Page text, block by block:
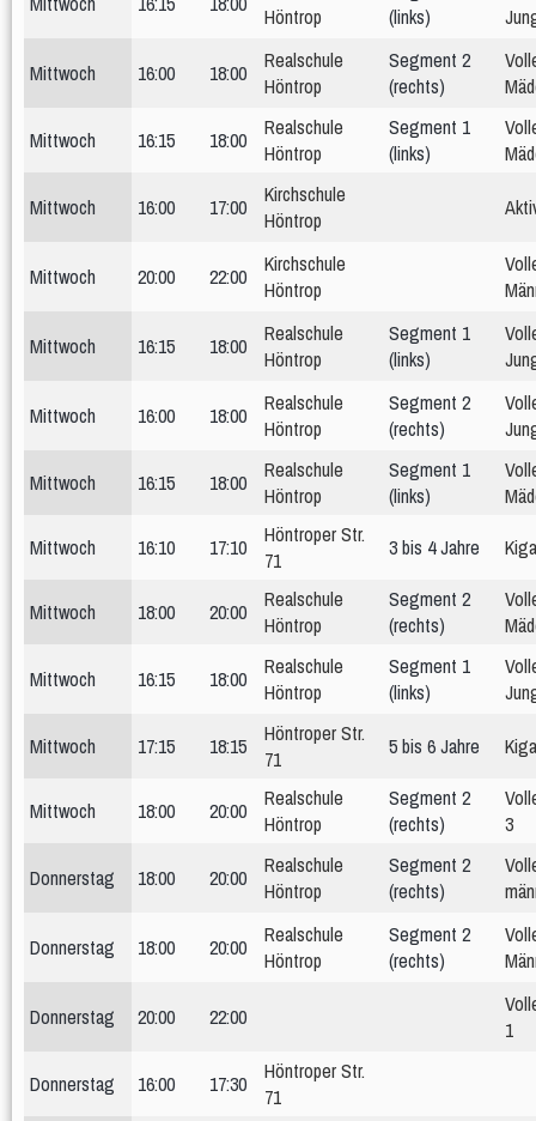
Höntrop
(links)
Mittwoch 16:00 18:00
Realschule
Höntrop
Segment 2
(rechts)
Mittwoch 16:15 18:00
Realschule
Höntrop
Segment 1
(links)
Mittwoch 16:00 17:00
Kirchschule
Höntrop
Mittwoch 20:00 22:00
Kirchschule
Höntrop
Mittwoch 16:15 18:00
Realschule
Höntrop
Segment 1
(links)
Mittwoch 16:00 18:00
Realschule
Höntrop
Segment 2
(rechts)
Mittwoch 16:15 18:00
Realschule
Höntrop
Segment 1
(links)
Mittwoch
16:10 17:10
Höntroper Str.
71
3 bis 4 Jahre
Mittwoch 18:00 20:00
Realschule
Höntrop
Segment 2
(rechts)
Mittwoch 16:15 18:00
Realschule
Höntrop
Segment 1
(links)
Mittwoch 17:15 18:15
Höntroper Str.
71
5 bis 6 Jahre
Mittwoch 18:00 20:00
Realschule
Höntrop
Segment 2
(rechts)
3
Donnerstag 18:00 20:00
Realschule
Höntrop
Segment 2
(rechts)
Donnerstag 18:00 20:00
Realschule
Höntrop
Segment 2
(rechts)
Donnerstag 20:00 22:00
1
Donnerstag 16:00 17:30
Höntroper Str.
71